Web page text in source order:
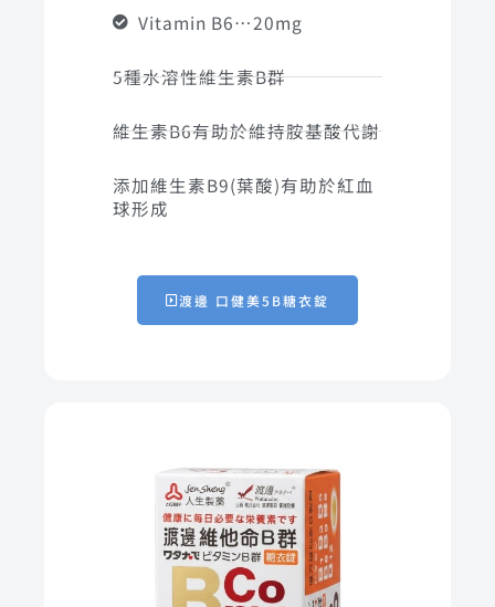
Vitamin B6…20mg
5種水溶性維生素B群
維生素B6有助於維持胺基酸代謝
添加維生素B9(葉酸)有助於紅血
球形成
渡邊 口健美5B糖衣錠